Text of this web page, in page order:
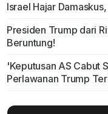
Israel Hajar
Presiden Trump dari
Beruntung!
'Keputusan AS Cabut
Perlawanan Trump